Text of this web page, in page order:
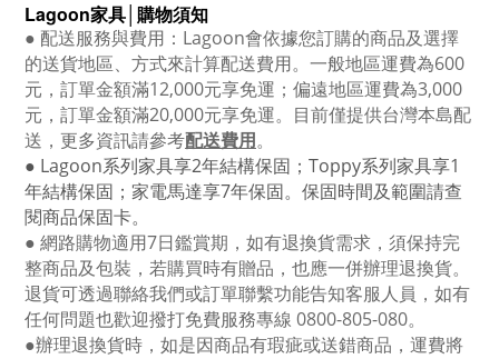
Lagoon家具│購物須知
● 配送服務與費用： Lagoon會依據您訂購的商品及選擇
的送貨地區、方式來計算配送費用。一般地區運費為600
元，訂單金額滿12,000元享免運；偏遠地區運費為3,000
元，訂單金額滿20,000元享免運。目前僅提供台灣本島配
送，更多資訊請參考配送費用。
● Lagoon系列家具享2年結構保固； Toppy系列家具享1
年結構保固；家電馬達享7年保固。保固時間及範圍請查
閱商品保固卡。
● 網路購物適用7日鑑賞期，如有退換貨需求，須保持完
整商品及包裝，若購買時有贈品，也應一併辦理退換貨。
退貨可透過聯絡我們或訂單聯繫功能告知客服人員，如有
任何問題也歡迎撥打免費服務專線 0800-805-080。
●辦理退換貨時，如是因商品有瑕疵或送錯商品，運費將